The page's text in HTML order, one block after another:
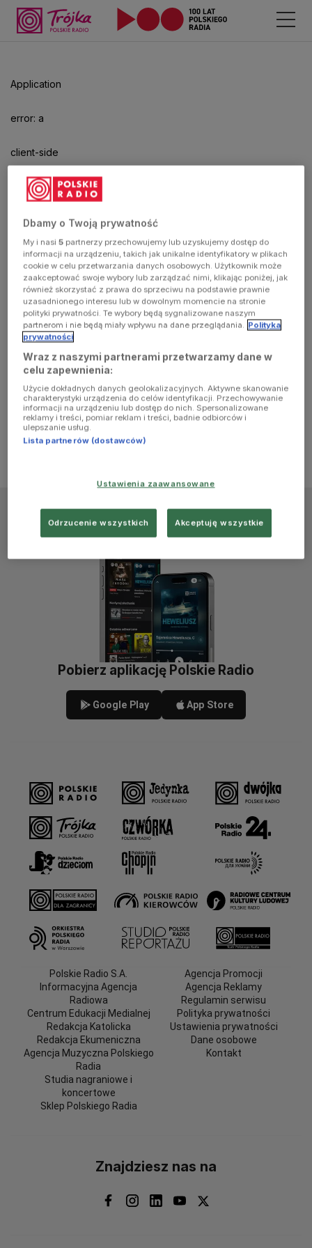
Application
error: a
client-side
exception
has
occurred
(see the
browser
console for
more
information)
Pobierz aplikację Polskie Radio
Google Play App Store
Polskie Radio S.A.
Informacyjna Agencja
Radiowa
Centrum Edukacji Medialnej
Redakcja Katolicka
Redakcja Ekumeniczna
Agencja Muzyczna Polskiego
Radia
Studia nagraniowe i
koncertowe
Sklep Polskiego Radia
Agencja Promocji
Agencja Reklamy
Regulamin serwisu
Polityka prywatności
Ustawienia prywatności
Dane osobowe
Kontakt
Znajdziesz nas na
Dbamy o Twoją prywatność
My i nasi5 partnerzy przechowujemy lub uzyskujemy dostęp do
informacji na urządzeniu, takich jak unikalne identyfikatory w plikach
cookie w celu przetwarzania danych osobowych. Użytkownik może
zaakceptować swoje wybory lub zarządzać nimi, klikając poniżej, jak
również skorzystać z prawa do sprzeciwu na podstawie prawnie
uzasadnionego interesu lub w dowolnym momencie na stronie
polityki prywatności. Te wybory będą sygnalizowane naszym
partnerom i nie będą miały wpływu na dane przeglądania. Polityka
prywatności
Wraz z naszymi partnerami przetwarzamy dane w
celu zapewnienia:
Użycie dokładnych danych geolokalizacyjnych. Aktywne skanowanie
charakterystyki urządzenia do celów identyfikacji. Przechowywanie
informacji na urządzeniu lub dostęp do nich. Spersonalizowane
reklamy i treści, pomiar reklam i treści, badnie odbiorców i
ulepszanie usług.
Lista partnerów (dostawców)
Ustawienia zaawansowane
Odrzucenie wszystkich Akceptuję wszystkie